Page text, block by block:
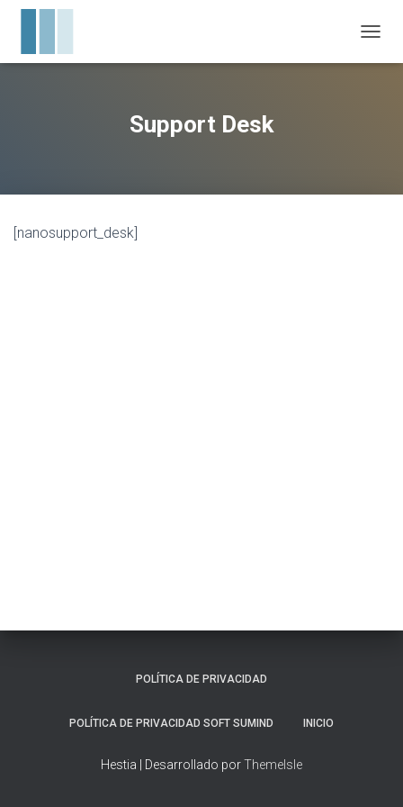
Support Desk
[nanosupport_desk]
POLÍTICA DE PRIVACIDAD
POLÍTICA DE PRIVACIDAD SOFT SUMIND INICIO
Hestia | Desarrollado porThemeIsle